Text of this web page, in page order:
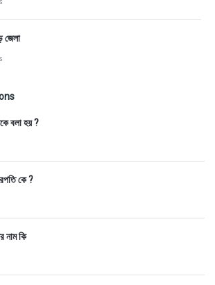
জেলা
বলা হয় ?
কে ?
নাম কি